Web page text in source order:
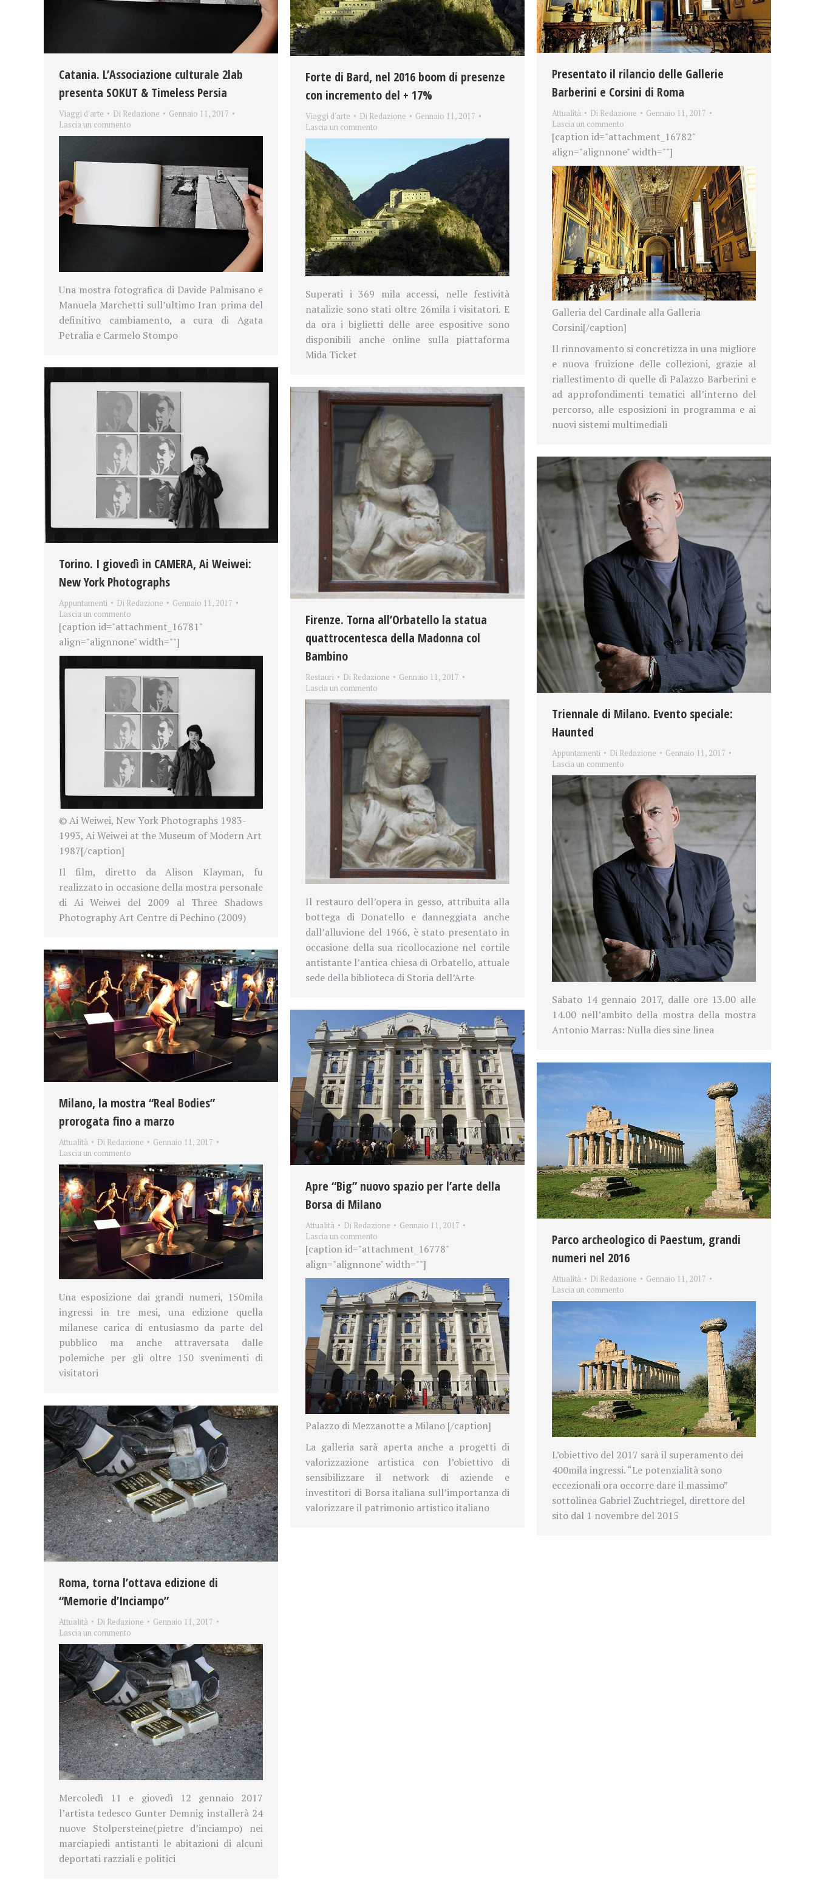
Catania. L’Associazione culturale 2lab
presenta SOKUT & Timeless Persia
Viaggi d'arte Di Redazione
Gennaio 11, 2017
Lascia un commento
Una mostra fotografica di Davide Palmisano e
Manuela Marchetti sull’ultimo Iran prima del
definitivo cambiamento, a cura di Agata
Petralia e Carmelo Stompo
Forte di Bard, nel 2016 boom di presenze
con incremento del + 17%
Viaggi d'arte Di Redazione
Gennaio 11, 2017
Lascia un commento
Superati i 369 mila accessi, nelle festività
natalizie sono stati oltre 26mila i visitatori. E
da ora i biglietti delle aree espositive sono
disponibili anche online sulla piattaforma
Mida Ticket
Presentato il rilancio delle Gallerie
Barberini e Corsini di Roma
Attualità Di Redazione
Gennaio 11, 2017
Lascia un commento
[caption id="attachment_16782"
align="alignnone" width=""]
Galleria del Cardinale alla Galleria
Corsini[/caption]
Il rinnovamento si concretizza in una migliore
e nuova fruizione delle collezioni, grazie al
riallestimento di quelle di Palazzo Barberini e
ad approfondimenti tematici all’interno del
percorso, alle esposizioni in programma e ai
nuovi sistemi multimediali
Torino. I giovedì in CAMERA, Ai Weiwei:
New York Photographs
Appuntamenti Di Redazione
Gennaio 11, 2017
Lascia un commento
[caption id="attachment_16781"
align="alignnone" width=""]
© Ai Weiwei, New York Photographs 1983-
1993, Ai Weiwei at the Museum of Modern Art
1987[/caption]
Il film, diretto da Alison Klayman, fu
realizzato in occasione della mostra personale
di Ai Weiwei del 2009 al Three Shadows
Photography Art Centre di Pechino (2009)
Firenze. Torna all’Orbatello la statua
quattrocentesca della Madonna col
Bambino
Restauri Di Redazione
Gennaio 11, 2017
Lascia un commento
Il restauro dell’opera in gesso, attribuita alla
bottega di Donatello e danneggiata anche
dall’alluvione del 1966, è stato presentato in
occasione della sua ricollocazione nel cortile
antistante l’antica chiesa di Orbatello, attuale
sede della biblioteca di Storia dell’Arte
Triennale di Milano. Evento speciale:
Haunted
Appuntamenti Di Redazione
Gennaio 11, 2017
Lascia un commento
Sabato 14 gennaio 2017, dalle ore 13.00 alle
14.00 nell’ambito della mostra della mostra
Antonio Marras: Nulla dies sine linea
Milano, la mostra “Real Bodies”
prorogata fino a marzo
Attualità Di Redazione
Gennaio 11, 2017
Lascia un commento
Una esposizione dai grandi numeri, 150mila
ingressi in tre mesi, una edizione quella
milanese carica di entusiasmo da parte del
pubblico ma anche attraversata dalle
polemiche per gli oltre 150 svenimenti di
visitatori
Apre “Big” nuovo spazio per l’arte della
Borsa di Milano
Attualità Di Redazione
Gennaio 11, 2017
Lascia un commento
[caption id="attachment_16778"
align="alignnone" width=""]
Palazzo di Mezzanotte a Milano [/caption]
La galleria sarà aperta anche a progetti di
valorizzazione artistica con l’obiettivo di
sensibilizzare il network di aziende e
investitori di Borsa italiana sull’importanza di
valorizzare il patrimonio artistico italiano
Parco archeologico di Paestum, grandi
numeri nel 2016
Attualità Di Redazione
Gennaio 11, 2017
Lascia un commento
L’obiettivo del 2017 sarà il superamento dei
400mila ingressi. “Le potenzialità sono
eccezionali ora occorre dare il massimo”
sottolinea Gabriel Zuchtriegel, direttore del
sito dal 1 novembre del 2015
Roma, torna l’ottava edizione di
“Memorie d’Inciampo”
Attualità Di Redazione
Gennaio 11, 2017
Lascia un commento
Mercoledì 11 e giovedì 12 gennaio 2017
l’artista tedesco Gunter Demnig installerà 24
nuove Stolpersteine(pietre d’inciampo) nei
marciapiedi antistanti le abitazioni di alcuni
deportati razziali e politici